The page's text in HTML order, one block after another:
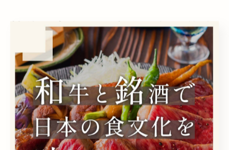
接待や会食に最適な個室の選び
方ガイド
接待向きの個室和食店を選ぶポイント
接待にふさわしい個室和食店を選ぶ際は、まず「個室の
プライバシー性」と「和食の質」が重要なポイントとな
ります。横浜市中区日ノ出町エリアでは、完全個室を備